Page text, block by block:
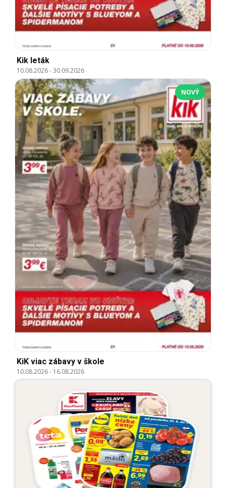
Kik leták
10.08.2026-30.09.2026
NOVÝ
KiK viac zábavy v škole
10.08.2026- 16.08.2026